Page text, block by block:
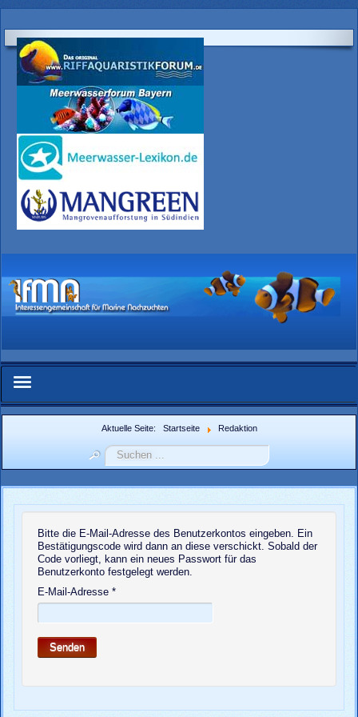
Start
Über Uns
Zuchtberichte
Weitere Berichte
Weblinks
Nachzuchtenregister.de
Aktuelle Seite: Startseite Redaktion
Suchen
...
Bitte die E-Mail-Adresse des Benutzerkontos eingeben. Ein
Bestätigungscode wird dann an diese verschickt. Sobald der
Code vorliegt, kann ein neues Passwort für das
Benutzerkonto festgelegt werden.
E-Mail-Adresse*
Senden